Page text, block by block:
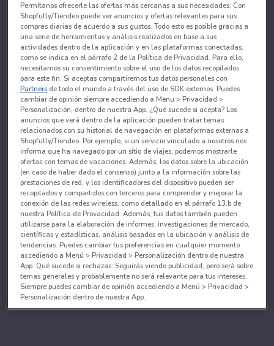
Permítanos ofrecerle las ofertas más cercanas a sus necesidades: Con
Shopfully/Tiendeo puede ver anuncios y ofertas relevantes para sus
compras diarias de acuerdo a sus gustos. Todo esto es posible gracias a
una serie de herramientas y análisis realizados en base a sus
actividades dentro de la aplicación y en las plataformas conectadas,
como se indica en el párrafo 2 de la Política de Privacidad. Para ello,
necesitamos su consentimiento sobre el uso de los datos recopilados
para este fin. Si aceptas compartiremos tus datos personales con
Partners de todo el mundo a través del uso de SDK externos. Puedes
cambiar de opinión siempre accediendo a Menu > Privacidad >
Personalización, dentro de nuestra App. ¿Qué sucede si acepta? Los
anuncios que verá dentro de la aplicación pueden tratar temas
relacionados con su historial de navegación en plataformas externas a
Shopfully/Tiendeo. Por ejemplo, si un servicio vinculado a nosotros nos
informa que ha navegado por un sitio de viajes, podemos mostrarle
ofertas con temas de vacaciones. Además, los datos sobre la ubicación
(en caso de haber dado el consenso) junto a la información sobre las
prestaciones de red, y los identificadores del dispositivo pueden ser
recopilados y compartidos con terceros para comprender y mejorar la
conexión de las redes wireless, como detallado en el párrafo 13.b de
nuestra Política de Provacidad. Además, tus datos también pueden
utilizarse para la elaboración de informes, investigaciones de mercado,
científicas y estadísticas, análisis basados en la ubicación y análisis de
tendencias. Puedes cambiar tus preferencias en cualquier momento
accediendo a Menú > Privacidad > Personalización dentro de nuestra
App. Qué sucede si rechazas: Seguirás viendo publicidad, pero será sobre
temas generales y probablemente no será relevante para tus intereses.
Siempre puedes cambiar de opinión accediendo a Menú > Privacidad >
Personalización dentro de nuestra App.